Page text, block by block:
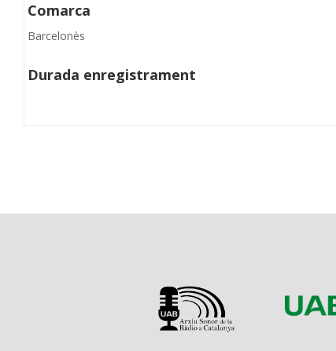
Comarca
Barcelonès
Durada enregistrament